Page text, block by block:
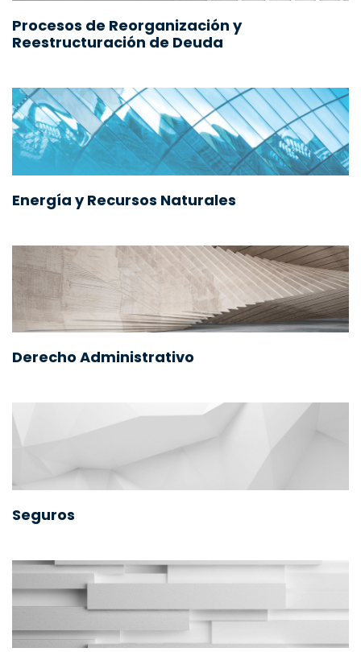
Procesos de Reorganización y
Reestructuración de Deuda
Energía y Recursos Naturales
Derecho Administrativo
Seguros